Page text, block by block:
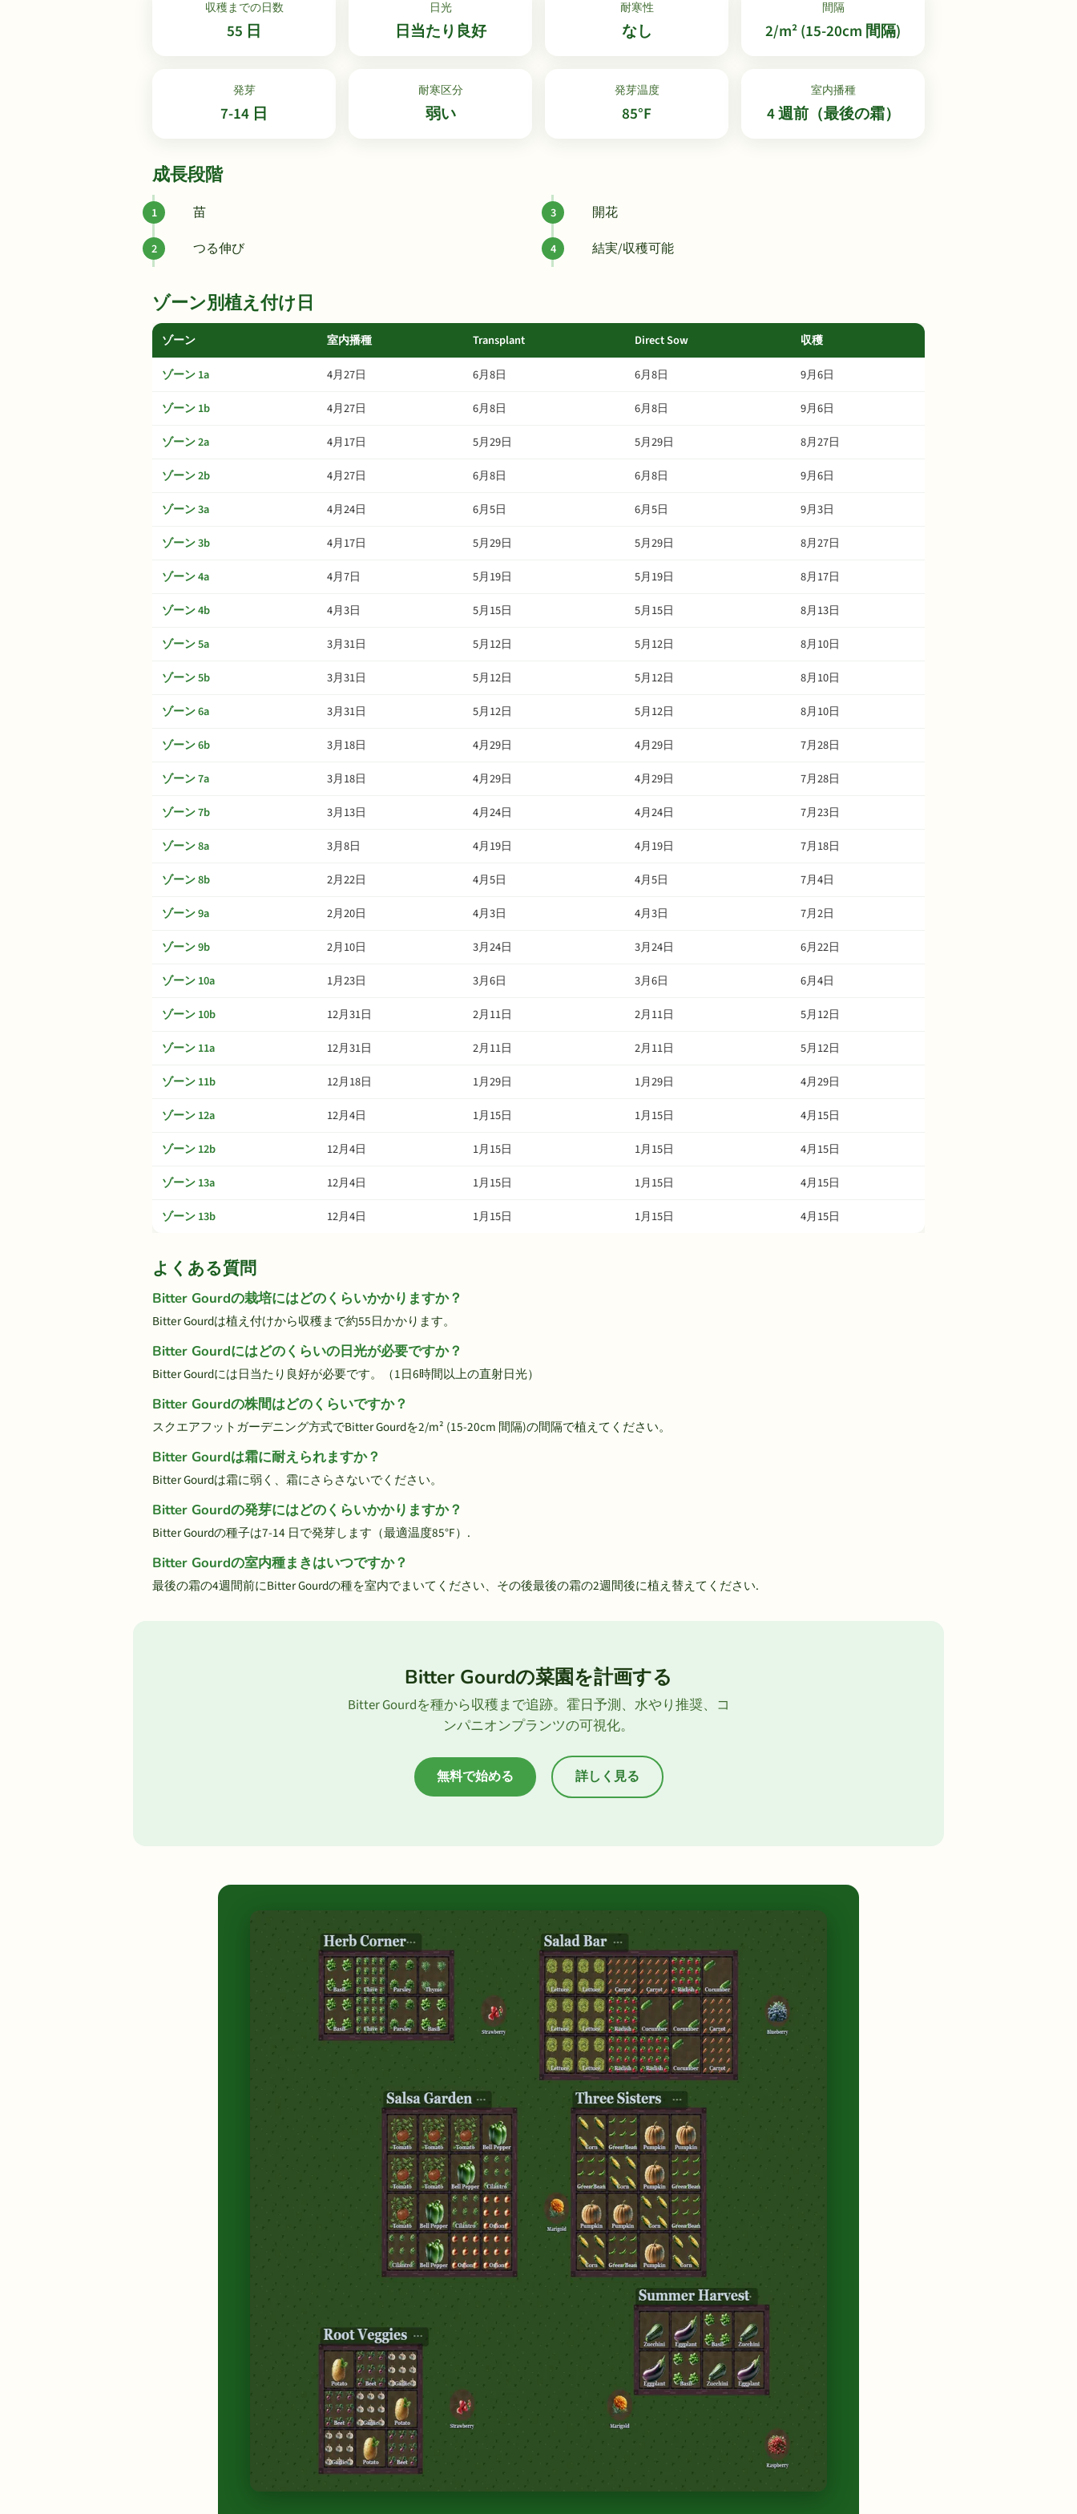
収穫までの日数
55 日
日光
日当たり良好
耐寒性
なし
間隔
2/m² (15-20cm 間隔)
発芽
7-14 日
耐寒区分
弱い
発芽温度
85°F
室内播種
4 週前（最後の霜）
成長段階
苗
つる伸び
開花
結実/収穫可能
ゾーン別植え付け日
ゾーン 室内播種 Transplant Direct Sow 収穫
ゾーン 1a 4月27日 6月8日 6月8日
9月6日
ゾーン 1b
4月27日 6月8日 6月8日
9月6日
ゾーン 2a
4月17日 5月29日 5月29日
8月27日
ゾーン 2b
4月27日 6月8日 6月8日
9月6日
ゾーン 3a
4月24日 6月5日 6月5日
9月3日
ゾーン 3b
4月17日 5月29日 5月29日
8月27日
ゾーン 4a
4月7日 5月19日 5月19日
8月17日
ゾーン 4b
4月3日 5月15日 5月15日
8月13日
ゾーン 5a
3月31日 5月12日 5月12日
8月10日
ゾーン 5b
3月31日 5月12日 5月12日
8月10日
ゾーン 6a
3月31日 5月12日 5月12日
8月10日
ゾーン 6b
3月18日 4月29日 4月29日
7月28日
ゾーン 7a
3月18日 4月29日 4月29日
7月28日
ゾーン 7b
3月13日 4月24日 4月24日
7月23日
ゾーン 8a
3月8日 4月19日 4月19日
7月18日
ゾーン 8b
2月22日 4月5日 4月5日
7月4日
ゾーン 9a
2月20日 4月3日 4月3日
7月2日
ゾーン 9b
2月10日 3月24日 3月24日
6月22日
ゾーン 10a
1月23日 3月6日 3月6日
6月4日
ゾーン 10b
12月31日 2月11日 2月11日
5月12日
ゾーン 11a
12月31日 2月11日 2月11日
5月12日
ゾーン 11b
12月18日 1月29日 1月29日
4月29日
ゾーン 12a
12月4日 1月15日 1月15日
4月15日
ゾーン 12b
12月4日 1月15日 1月15日
4月15日
ゾーン 13a
12月4日 1月15日 1月15日
4月15日
ゾーン 13b
12月4日 1月15日 1月15日 4月15日
よくある質問
Bitter Gourdの栽培にはどのくらいかかりますか？
Bitter Gourdは植え付けから収穫まで約55日かかります。
Bitter Gourdにはどのくらいの日光が必要ですか？
Bitter Gourdには日当たり良好が必要です。（1日6時間以上の直射日光）
Bitter Gourdの株間はどのくらいですか？
スクエアフットガーデニング方式でBitter Gourdを2/m² (15-20cm 間隔)の間隔で植えてください。
Bitter Gourdは霜に耐えられますか？
Bitter Gourdは霜に弱く、霜にさらさないでください。
Bitter Gourdの発芽にはどのくらいかかりますか？
Bitter Gourdの種子は7-14 日で発芽します（最適温度85°F）.
Bitter Gourdの室内種まきはいつですか？
最後の霜の4週間前にBitter Gourdの種を室内でまいてください、その後最後の霜の2週間後に植え替えてください.
Bitter Gourdの菜園を計画する
Bitter Gourdを種から収穫まで追跡。霍日予測、水やり推奨、コ
ンパニオンプランツの可視化。
無料で始める 詳しく見る